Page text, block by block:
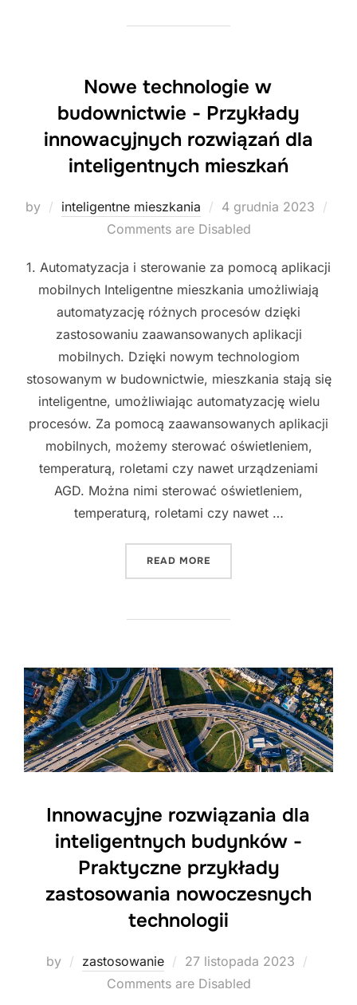
Nowe technologie w
budownictwie - Przykłady
innowacyjnych rozwiązań dla
inteligentnych mieszkań
by inteligentne mieszkania
Posted
on
4 grudnia 2023
Comments are Disabled
1. Automatyzacja i sterowanie za pomocą aplikacji
mobilnych Inteligentne mieszkania umożliwiają
automatyzację różnych procesów dzięki
zastosowaniu zaawansowanych aplikacji
mobilnych. Dzięki nowym technologiom
stosowanym w budownictwie, mieszkania stają się
inteligentne, umożliwiając automatyzację wielu
procesów. Za pomocą zaawansowanych aplikacji
mobilnych, możemy sterować oświetleniem,
temperaturą, roletami czy nawet urządzeniami
AGD. Można nimi sterować oświetleniem,
temperaturą, roletami czy nawet …
READ MORE
Innowacyjne rozwiązania dla
inteligentnych budynków -
Praktyczne przykłady
zastosowania nowoczesnych
technologii
by zastosowanie
Posted
on
27 listopada 2023
Comments are Disabled